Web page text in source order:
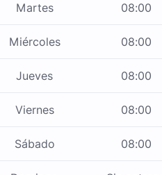
Martes 08:00
Miércoles 08:00
Jueves 08:00
Viernes 08:00
Sábado 08:00